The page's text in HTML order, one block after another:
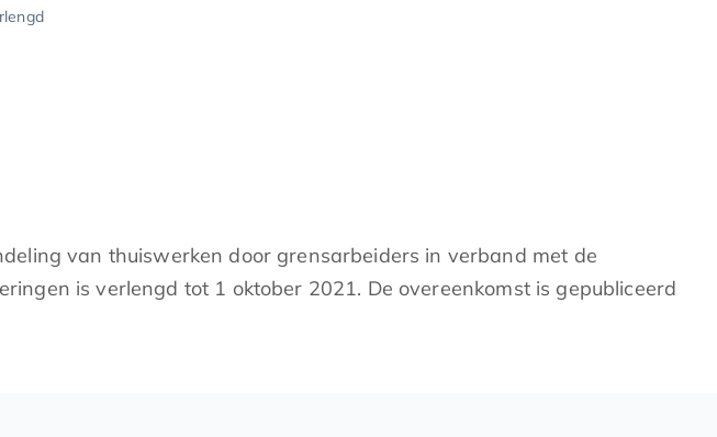
van thuiswerken door grensarbeiders in verband met de
is verlengd tot 1 oktober 2021. De overeenkomst is gepubliceerd